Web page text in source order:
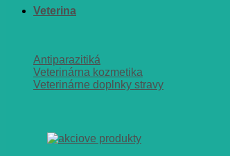
Veterina
Antiparazitiká
Veterinárna kozmetika
Veterinárne doplnky stravy